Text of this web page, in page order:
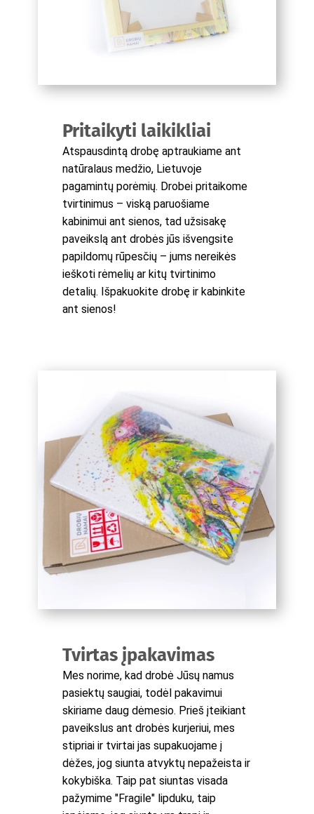
Pritaikyti laikikliai
Atspausdintą drobę aptraukiame ant
natūralaus medžio, Lietuvoje
pagamintų porėmių. Drobei pritaikome
tvirtinimus – viską paruošiame
kabinimui ant sienos, tad užsisakę
paveikslą ant drobės jūs išvengsite
papildomų rūpesčių – jums nereikės
ieškoti rėmelių ar kitų tvirtinimo
detalių. Išpakuokite drobę ir kabinkite
ant sienos!
Tvirtas įpakavimas
Mes norime, kad drobė Jūsų namus
pasiektų saugiai, todėl pakavimui
skiriame daug dėmesio. Prieš įteikiant
paveikslus ant drobės kurjeriui, mes
stipriai ir tvirtai jas supakuojame į
dėžes, jog siunta atvyktų nepažeista ir
kokybiška. Taip pat siuntas visada
pažymime "Fragile" lipduku, taip